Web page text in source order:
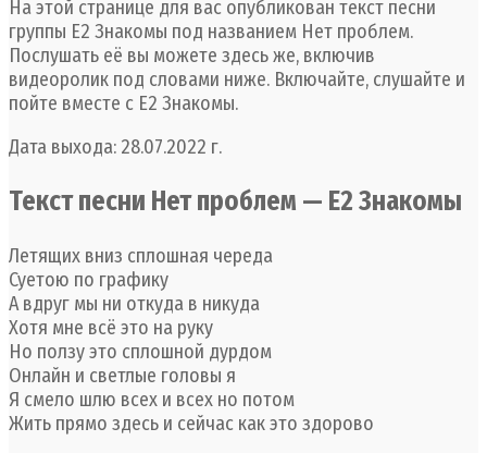
На этой странице для вас опубликован текст песни
группы Е2 Знакомы под названием Нет проблем.
Послушать её вы можете здесь же, включив
видеоролик под словами ниже. Включайте, слушайте и
пойте вместе с Е2 Знакомы.
Дата выхода: 28.07.2022 г.
Текст песни Нет проблем — Е2 Знакомы
Летящих вниз сплошная череда
Суетою по графику
А вдруг мы ни откуда в никуда
Хотя мне всё это на руку
Но ползу это сплошной дурдом
Онлайн и светлые головы я
Я смело шлю всех и всех но потом
Жить прямо здесь и сейчас как это здорово